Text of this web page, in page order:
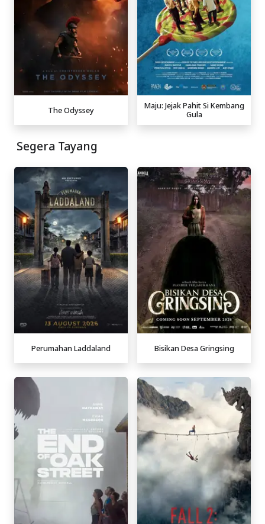
The Odyssey
Maju: Jejak Pahit Si Kembang
Gula
Segera Tayang
Perumahan Laddaland Bisikan Desa Gringsing